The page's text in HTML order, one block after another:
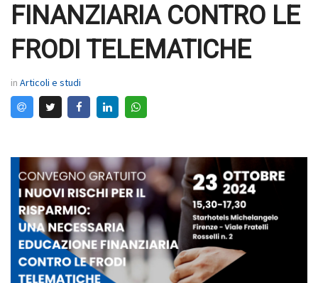
FINANZIARIA CONTRO LE
FRODI TELEMATICHE
in Articoli e studi